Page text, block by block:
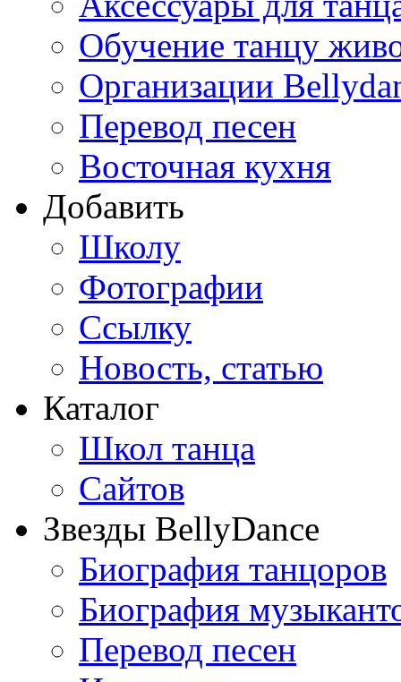
Обучение танцу
Организации
Перевод песен
Восточная кухня
Добавить
Школу
Фотографии
Ссылку
Новость, статью
Каталог
Школ танца
Сайтов
Звезды BellyDance
Биография танцоров
Биография
Перевод песен